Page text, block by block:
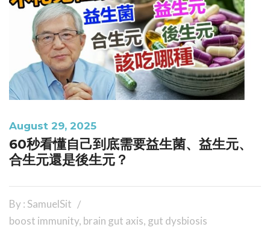
August 29, 2025
60秒看懂自己到底需要益生菌、益生元、
合生元還是後生元？
By : SamuelSit
boost immunity, brain gut axis, gut dysbiosis